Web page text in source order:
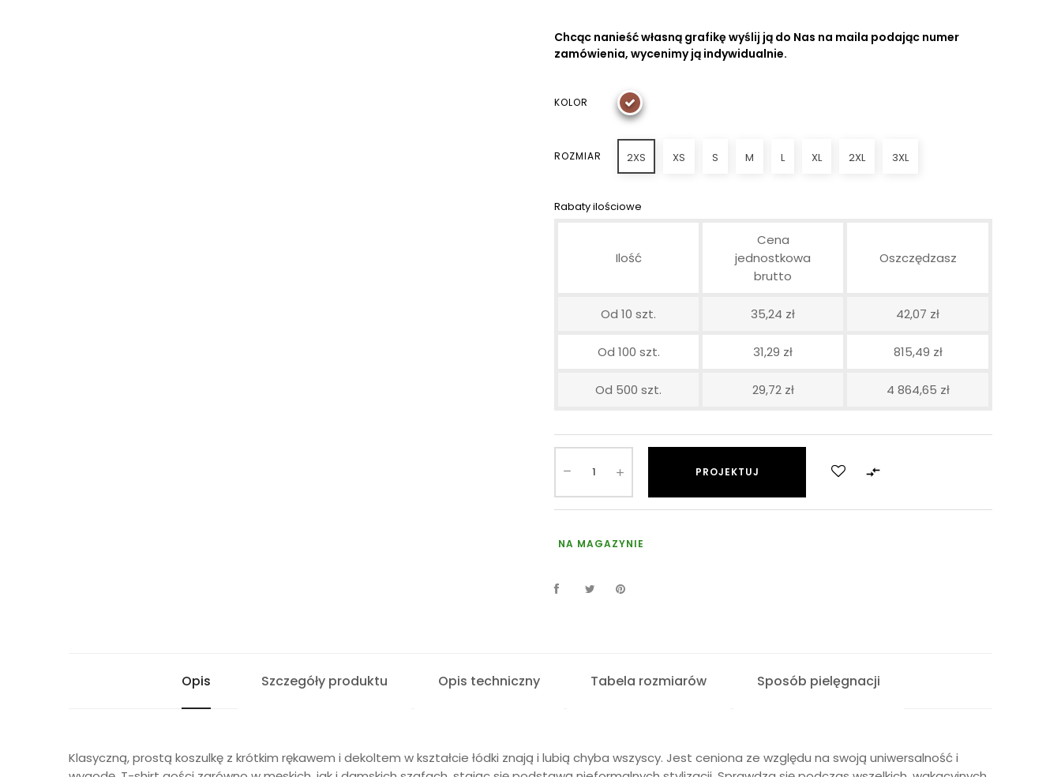
Chcąc nanieść własną grafikę wyślij ją do Nas na maila podając numer
zamówienia, wycenimy ją indywidualnie.
KOLOR
ROZMIAR 2XS XS S M L XL 2XL 3XL
Rabaty ilościowe
Ilość
Cena
jednostkowa
brutto
Oszczędzasz
Od 10 szt. 35,24 zł 42,07 zł
Od 100 szt. 31,29 zł 815,49 zł
Od 500 szt. 29,72 zł 4 864,65 zł
PROJEKTUJ 
NA MAGAZYNIE
Opis Szczegóły produktu Opis techniczny Tabela rozmiarów Sposób pielęgnacji
Klasyczną, prostą koszulkę z krótkim rękawem i dekoltem w kształcie łódki znają i lubią chyba wszyscy. Jest ceniona ze względu na swoją uniwersalność i